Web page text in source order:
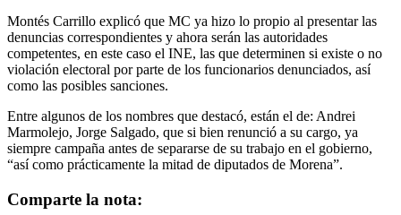
Montés Carrillo explicó que MC ya hizo lo propio al presentar las
denuncias correspondientes y ahora serán las autoridades
competentes, en este caso el INE, las que determinen si existe o no
violación electoral por parte de los funcionarios denunciados, así
como las posibles sanciones.
Entre algunos de los nombres que destacó, están el de: Andrei
Marmolejo, Jorge Salgado, que si bien renunció a su cargo, ya
siempre campaña antes de separarse de su trabajo en el gobierno,
“así como prácticamente la mitad de diputados de Morena”.
Comparte la nota: